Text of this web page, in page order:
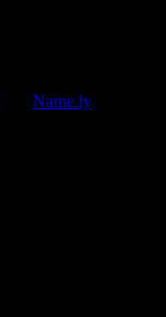
Name.ly